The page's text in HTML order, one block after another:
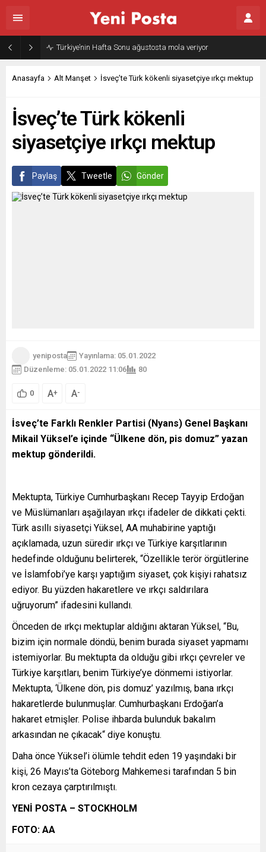
Türkiye’nin Hafta Sonu ağustosta mola veriyor
Anasayfa Alt Manşet İsveç’te Türk kökenli siyasetçiye ırkçı mektup
İsveç’te Türk kökenli
siyasetçiye ırkçı mektup
Paylaş Tweetle Gönder
yeniposta
Yayınlama: 05.01.2022
Düzenleme: 05.01.2022 11:06
80
0 A+ A-
İsveç’te Farklı Renkler Partisi (Nyans) Genel Başkanı
Mikail Yüksel’e içinde “Ülkene dön, pis domuz” yazan
mektup gönderildi.
Mektupta, Türkiye Cumhurbaşkanı Recep Tayyip Erdoğan
ve Müslümanları aşağılayan ırkçı ifadeler de dikkati çekti.
Türk asıllı siyasetçi Yüksel, AA muhabirine yaptığı
açıklamada, uzun süredir ırkçı ve Türkiye karşıtlarının
hedefinde olduğunu belirterek, “Özellikle terör örgütlerine
ve İslamfobi’ye karşı yaptığım siyaset, çok kişiyi rahatsız
ediyor. Bu yüzden hakaretlere ve ırkçı saldırılara
uğruyorum” ifadesini kullandı.
Önceden de ırkçı mektuplar aldığını aktaran Yüksel, “Bu,
bizim için normale döndü, benim burada siyaset yapmamı
istemiyorlar. Bu mektupta da olduğu gibi ırkçı çevreler ve
Türkiye karşıtları, benim Türkiye’ye dönmemi istiyorlar.
Mektupta, ‘Ülkene dön, pis domuz’ yazılmış, bana ırkçı
hakaretlerde bulunmuşlar. Cumhurbaşkanı Erdoğan’a
hakaret etmişler. Polise ihbarda bulunduk bakalım
arkasından ne çıkacak“ diye konuştu.
Daha önce Yüksel’i ölümle tehdit eden 19 yaşındaki bir
kişi, 26 Mayıs’ta Göteborg Mahkemesi tarafından 5 bin
kron cezaya çarptırılmıştı.
YENİ POSTA – STOCKHOLM
FOTO: AA